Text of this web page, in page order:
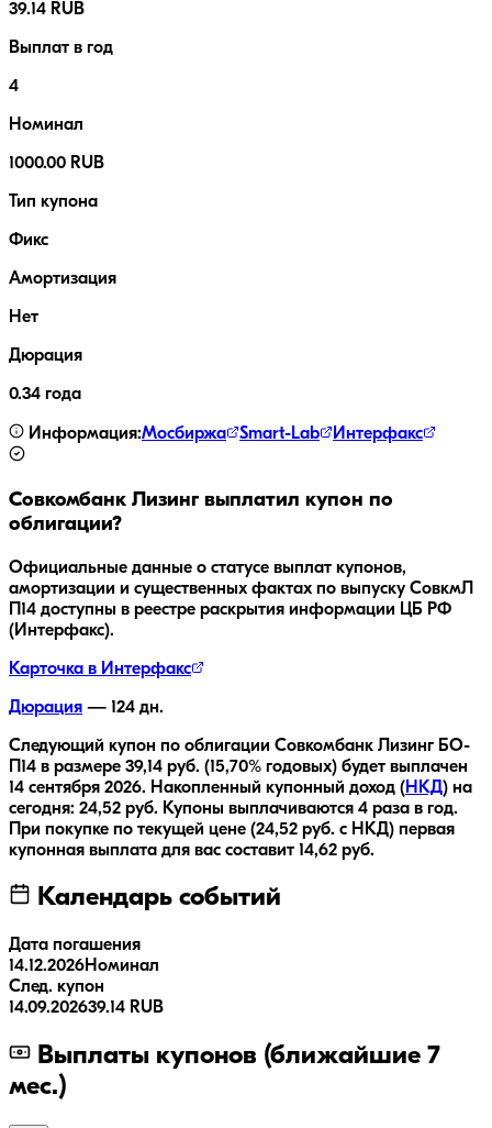
39.14 RUB
Выплат в год
4
Номинал
1000.00 RUB
Тип купона
Фикс
Амортизация
Нет
Дюрация
0.34 года
Информация:Мосбиржа Smart-Lab Интерфакс
Совкомбанк Лизинг выплатил купон по
облигации?
Официальные данные о статусе выплат купонов,
амортизации и существенных фактах по выпуску СовкмЛ
П14 доступны в реестре раскрытия информации ЦБ РФ
(Интерфакс).
Карточка в Интерфакс
Дюрация — 124 дн.
Следующий купон по облигации Совкомбанк Лизинг БО-
П14 в размере 39,14 руб. (15,70% годовых) будет выплачен
14 сентября 2026. Накопленный купонный доход (НКД) на
сегодня: 24,52 руб. Купоны выплачиваются 4 раза в год.
При покупке по текущей цене (24,52 руб. с НКД) первая
купонная выплата для вас составит 14,62 руб.
Календарь событий
Дата погашения
14.12.2026Номинал
След. купон
14.09.202639.14 RUB
Выплаты купонов (ближайшие 7
мес.)